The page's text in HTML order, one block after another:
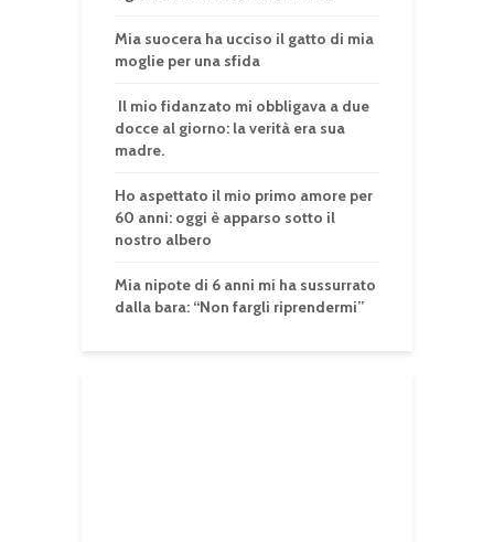
Mia suocera ha ucciso il gatto di mia
moglie per una sfida
Il mio fidanzato mi obbligava a due
docce al giorno: la verità era sua
madre.
Ho aspettato il mio primo amore per
60 anni: oggi è apparso sotto il
nostro albero
Mia nipote di 6 anni mi ha sussurrato
dalla bara: “Non fargli riprendermi”